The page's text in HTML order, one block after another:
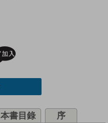
本書目錄 序